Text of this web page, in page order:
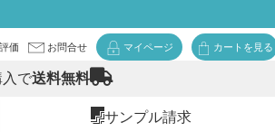
価 お問合せ マイページ カートを見る
で送料無料
サンプル請求